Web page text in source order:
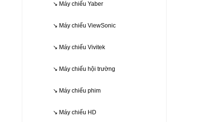
↘ Máy chiếu Yaber
↘ Máy chiếu ViewSonic
↘ Máy chiếu Vivitek
↘ Máy chiếu hội trường
↘ Máy chiếu phim
↘ Máy chiếu HD